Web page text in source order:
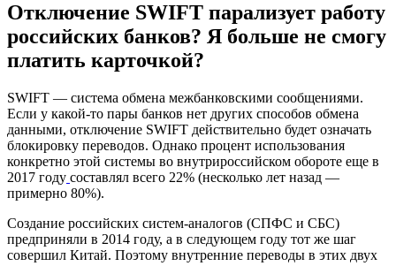
Отключение SWIFT парализует работу
российских банков? Я больше не смогу
платить карточкой?
SWIFT — система обмена межбанковскими сообщениями.
Если у какой-то пары банков нет других способов обмена
данными, отключение SWIFT действительно будет означать
блокировку переводов. Однако процент использования
конкретно этой системы во внутрироссийском обороте еще в
2017 году составлял всего 22% (несколько лет назад —
примерно 80%).
Создание российских систем-аналогов (СПФС и СБС)
предприняли в 2014 году, а в следующем году тот же шаг
совершил Китай. Поэтому внутренние переводы в этих двух